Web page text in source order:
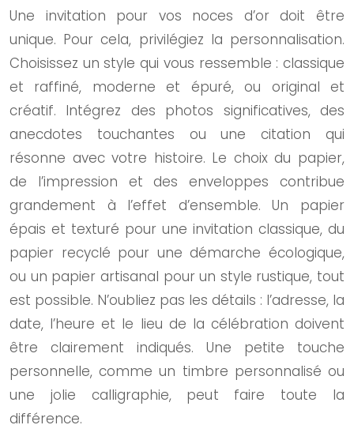
Une invitation pour vos noces d’or doit être
unique. Pour cela, privilégiez la personnalisation.
Choisissez un style qui vous ressemble : classique
et raffiné, moderne et épuré, ou original et
créatif. Intégrez des photos significatives, des
anecdotes touchantes ou une citation qui
résonne avec votre histoire. Le choix du papier,
de l’impression et des enveloppes contribue
grandement à l’effet d’ensemble. Un papier
épais et texturé pour une invitation classique, du
papier recyclé pour une démarche écologique,
ou un papier artisanal pour un style rustique, tout
est possible. N’oubliez pas les détails : l’adresse, la
date, l’heure et le lieu de la célébration doivent
être clairement indiqués. Une petite touche
personnelle, comme un timbre personnalisé ou
une jolie calligraphie, peut faire toute la
différence.